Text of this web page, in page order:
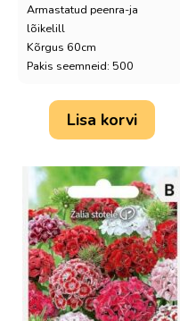
Armastatud peenra-ja
lõikelill
Kõrgus 60cm
Pakis seemneid: 500
Lisa korvi